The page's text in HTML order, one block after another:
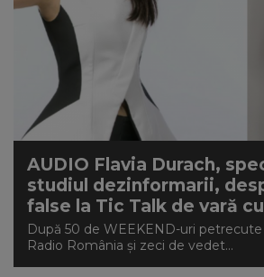
AUDIO Flavia Durach,
studiul dezinformarii,
false la Tic Talk de vară
După 50 de WEEKEND-uri
Radio România și zeci de vedet...